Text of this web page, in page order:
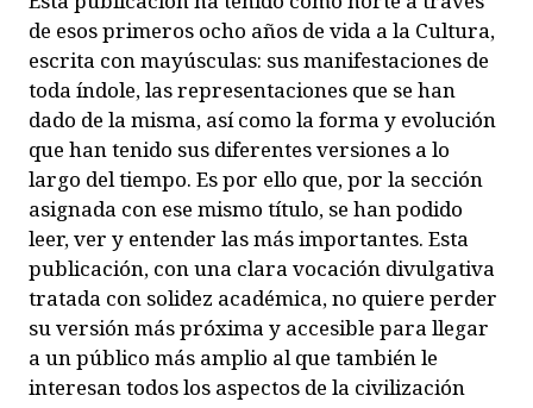
de esos primeros ocho años de vida a la Cultura,
escrita con mayúsculas: sus manifestaciones de
toda índole, las representaciones que se han
dado de la misma, así como la forma y evolución
que han tenido sus diferentes versiones a lo
largo del tiempo. Es por ello que, por la sección
asignada con ese mismo título, se han podido
leer, ver y entender las más importantes. Esta
publicación, con una clara vocación divulgativa
tratada con solidez académica, no quiere perder
su versión más próxima y accesible para llegar
a un público más amplio al que también le
interesan todos los aspectos de la civilización